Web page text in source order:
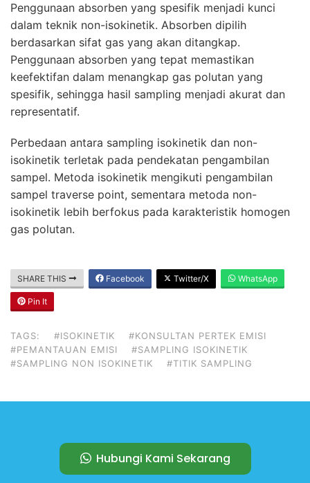
Penggunaan absorben yang spesifik menjadi kunci
dalam teknik non-isokinetik. Absorben dipilih
berdasarkan sifat gas yang akan ditangkap.
Penggunaan absorben yang tepat memastikan
keefektifan dalam menangkap gas polutan yang
spesifik, sehingga hasil sampling menjadi akurat dan
representatif.
Perbedaan antara sampling isokinetik dan non-
isokinetik terletak pada pendekatan pengambilan
sampel. Metoda isokinetik mengikuti pengambilan
sampel traverse point, sementara metoda non-
isokinetik lebih berfokus pada karakteristik homogen
gas polutan.
SHARE THIS Facebook Twitter/X WhatsApp
Pin It
TAGS: #ISOKINETIK
#KONSULTAN PERTEK EMISI
#PEMANTAUAN EMISI
#SAMPLING ISOKINETIK
#SAMPLING NON ISOKINETIK
#TITIK SAMPLING
Hubungi Kami Sekarang